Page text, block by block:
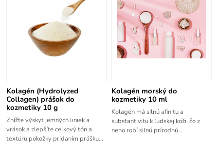
Kolagén (Hydrolyzed
Collagen) prášok do
kozmetiky 10 g
Znížte výskyt jemných liniek a
vrások a zlepšíte celkový tón a
textúru pokožky pridaním prášku
Kolagén morský do
kozmetiky 10 ml
Kolagén má silnú afinitu a
substantivitu k ľudskej koži, čo z
neho robí silnú prírodnú